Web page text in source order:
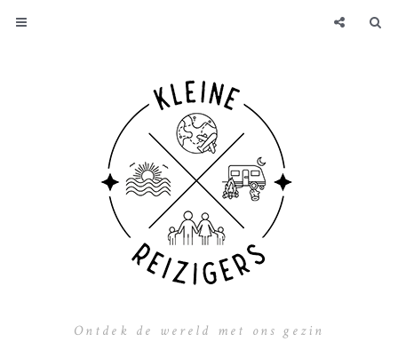
Ontdek de wereld met ons gezin